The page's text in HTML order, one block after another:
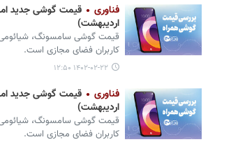
فناوری
اردیبهشت)
قیمت گوشی‌ سامسونگ، شیائومی
کاربران فضای مجازی است.
۱۴۰۲-۰۲-۲۲ ۱۲:۵۰
فناوری
اردیبهشت)
قیمت گوشی‌ سامسونگ، شیائومی
کاربران فضای مجازی است.